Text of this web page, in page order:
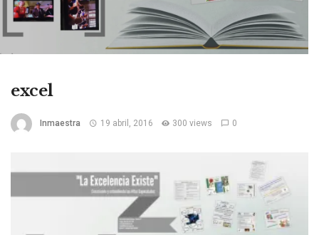
excel
Inmaestra 19 abril, 2016 300 views 0